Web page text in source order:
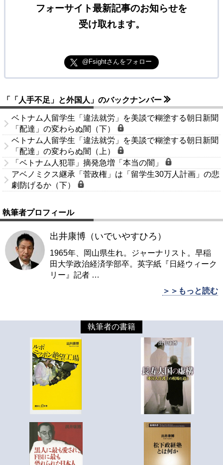
フォーサイト最新記事のお知らせを
受け取れます。
@Fsightさんをフォロー
「「人手不足」と外国人」のバックナンバー
ベトナム人留学生「違法就労」を美談で糊塗する朝日新聞
「配達」の変わらぬ闇（下）
ベトナム人留学生「違法就労」を美談で糊塗する朝日新聞
「配達」の変わらぬ闇（上）
「ベトナム人犯罪」摘発急増「本当の闇」
アベノミクス継承「菅政権」は「留学生30万人計画」の悲
劇防げるか（下）
執筆者プロフィール
出井康博（いでいやすひろ）
1965年、岡山県生れ。ジャーナリスト。早稲
田大学政治経済学部卒。英字紙『日経ウィーク
リー』記者 …
＞＞もっと読む
執筆者の書籍